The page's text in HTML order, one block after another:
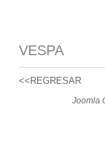
VESPA
<<REGRESAR
Joomla